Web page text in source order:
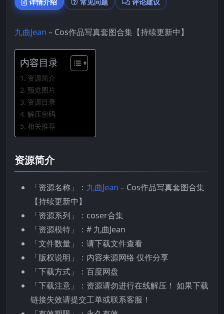
九曲Jean – Cos作品写真套图合集【持续更新中】
内容目录
资源简介
预览图片
资源目录
解压密码
相关推荐
资源简介
「资源名称」： 九曲Jean – Cos作品写真套图合集
【持续更新中】
「资源系列」：coser合集
「资源模特」：# 九曲Jean
「文件数量」：请下载文件查看
「版权说明」：内容来源网络 仅作分享
「下载方式」：百度网盘
「下载注意」：资源请勿进行在线解压！ 如果下载
链接失效请提交工单或联系客服！